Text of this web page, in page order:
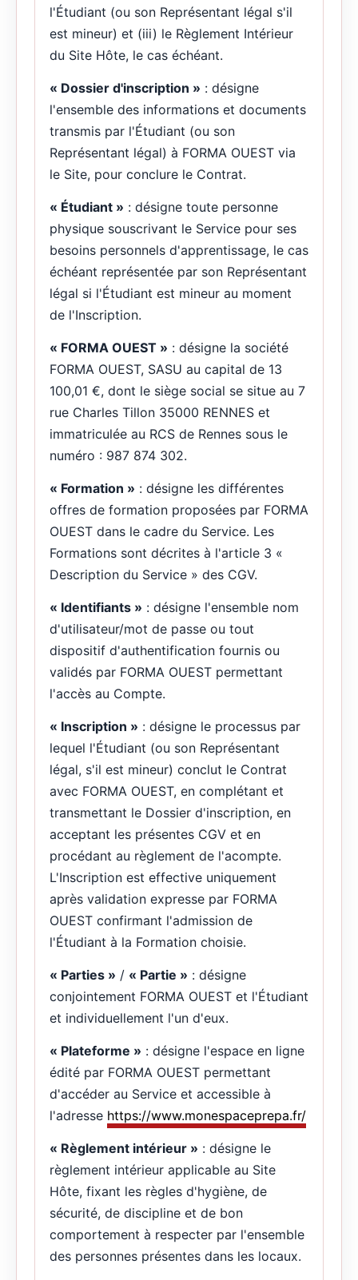
l'Étudiant (ou son Représentant légal s'il
est mineur) et (iii) le Règlement Intérieur
du Site Hôte, le cas échéant.
« Dossier d'inscription » : désigne
l'ensemble des informations et documents
transmis par l'Étudiant (ou son
Représentant légal) à FORMA OUEST via
le Site, pour conclure le Contrat.
« Étudiant » : désigne toute personne
physique souscrivant le Service pour ses
besoins personnels d'apprentissage, le cas
échéant représentée par son Représentant
légal si l'Étudiant est mineur au moment
de l'Inscription.
« FORMA OUEST » : désigne la société
FORMA OUEST, SASU au capital de 13
100,01 €, dont le siège social se situe au 7
rue Charles Tillon 35000 RENNES et
immatriculée au RCS de Rennes sous le
numéro : 987 874 302.
« Formation » : désigne les différentes
offres de formation proposées par FORMA
OUEST dans le cadre du Service. Les
Formations sont décrites à l'article 3 «
Description du Service » des CGV.
« Identifiants » : désigne l'ensemble nom
d'utilisateur/mot de passe ou tout
dispositif d'authentification fournis ou
validés par FORMA OUEST permettant
l'accès au Compte.
« Inscription » : désigne le processus par
lequel l'Étudiant (ou son Représentant
légal, s'il est mineur) conclut le Contrat
avec FORMA OUEST, en complétant et
transmettant le Dossier d'inscription, en
acceptant les présentes CGV et en
procédant au règlement de l'acompte.
L'Inscription est effective uniquement
après validation expresse par FORMA
OUEST confirmant l'admission de
l'Étudiant à la Formation choisie.
« Parties » / « Partie » : désigne
conjointement FORMA OUEST et l'Étudiant
et individuellement l'un d'eux.
« Plateforme » : désigne l'espace en ligne
édité par FORMA OUEST permettant
d'accéder au Service et accessible à
l'adresse https://www.monespaceprepa.fr/
« Règlement intérieur » : désigne le
règlement intérieur applicable au Site
Hôte, fixant les règles d'hygiène, de
sécurité, de discipline et de bon
comportement à respecter par l'ensemble
des personnes présentes dans les locaux.